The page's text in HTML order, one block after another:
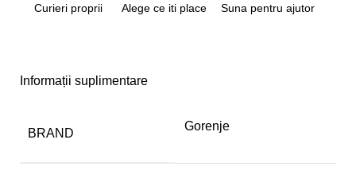
Curieri proprii Alege ce iti place Suna pentru ajutor
Informații suplimentare
BRAND
Gorenje